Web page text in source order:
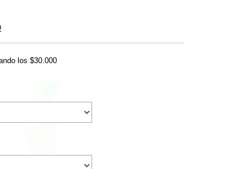
los $30.000